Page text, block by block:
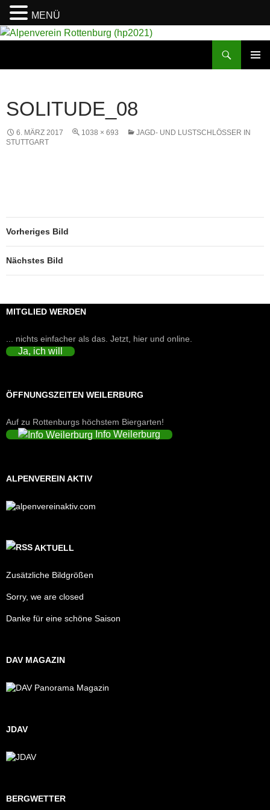
SOLITUDE_08
6. MÄRZ 2017 1038 × 693
JAGD- UND LUSTSCHLÖSSER IN
STUTTGART
Vorheriges Bild
Nächstes Bild
MITGLIED WERDEN
... nichts einfacher als das. Jetzt, hier und online.
Ja, ich will
ÖFFNUNGSZEITEN WEILERBURG
Auf zu Rottenburgs höchstem Biergarten!
Info Weilerburg
ALPENVEREIN AKTIV
AKTUELL
Zusätzliche Bildgrößen
Sorry, we are closed
Danke für eine schöne Saison
DAV MAGAZIN
JDAV
BERGWETTER
MENÜ